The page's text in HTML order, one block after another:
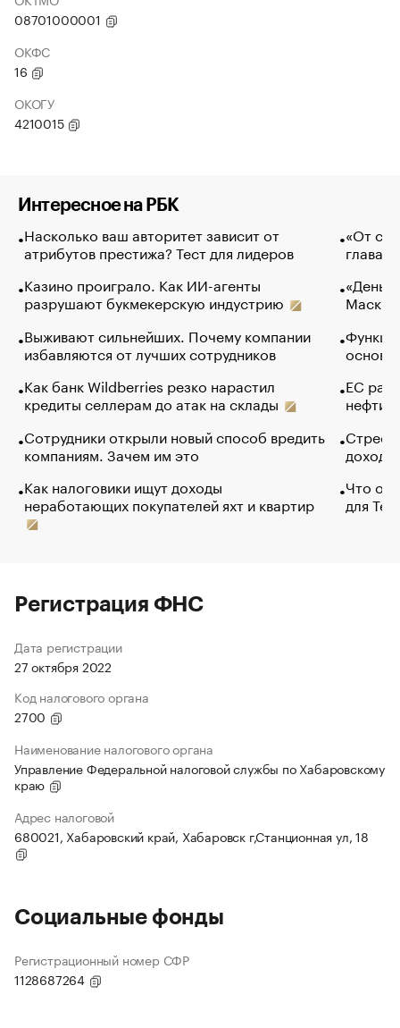
08701000001
ОКФС
16
ОКОГУ
4210015
Интересное на РБК
Насколько ваш авторитет зависит от
атрибутов престижа? Тест для лидеров
Казино проиграло. Как ИИ-агенты
разрушают букмекерскую индустрию
Выживают сильнейших. Почему компании
избавляются от лучших сотрудников
Как банк Wildberries резко нарастил
кредиты селлерам до атак на склады
Сотрудники открыли новый способ вредить
компаниям. Зачем им это
Как налоговики ищут доходы
неработающих покупателей яхт и квартир
«От
глава
Маск в
основ
ЕС
нефти
Что
для
Регистрация ФНС
Дата регистрации
27 октября 2022
Код налогового органа
2700
Наименование налогового органа
Управление Федеральной налоговой службы по Хабаровскому
краю
Адрес налоговой
680021, Хабаровский край, Хабаровск г,Станционная ул, 18
Социальные фонды
Регистрационный номер СФР
1128687264